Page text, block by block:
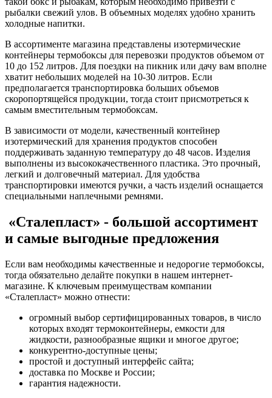
рыбалки свежий улов. В объемных моделях удобно хранить
холодные напитки.
В ассортименте магазина представлены изотермические
контейнеры термобоксы для перевозки продуктов объемом от
10 до 152 литров. Для поездки на пикник или дачу вам вполне
хватит небольших моделей на 10-30 литров. Если
предполагается транспортировка больших объемов
скоропортящейся продукции, тогда стоит присмотреться к
самым вместительным термобоксам.
В зависимости от модели, качественный контейнер
изотермический для хранения продуктов способен
поддерживать заданную температуру до 48 часов. Изделия
выполнены из высококачественного пластика. Это прочный,
легкий и долговечный материал. Для удобства
транспортировки имеются ручки, а часть изделий оснащается
специальными наплечными ремнями.
«Сталепласт» - большой ассортимент
и самые выгодные предложения
Если вам необходимы качественные и недорогие термобоксы,
тогда обязательно делайте покупки в нашем интернет-
магазине. К ключевым преимуществам компании
«Сталепласт» можно отнести:
огромный выбор сертифицированных товаров, в число
которых входят термоконтейнеры, емкости для
жидкости, разнообразные ящики и многое другое;
конкурентно-доступные цены;
простой и доступный интерфейс сайта;
доставка по Москве и России;
гарантия надежности.